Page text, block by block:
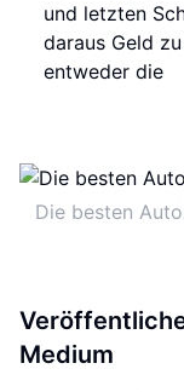
und letzten
daraus Geld
entweder die
Die besten
Medium